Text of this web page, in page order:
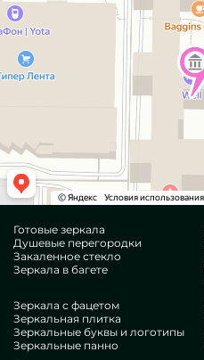
Готовые зеркала
Душевые перегородки
Закаленное стекло
Зеркала в багете
Зеркала с фацетом
Зеркальная плитка
Зеркальные буквы и логотипы
Зеркальные панно